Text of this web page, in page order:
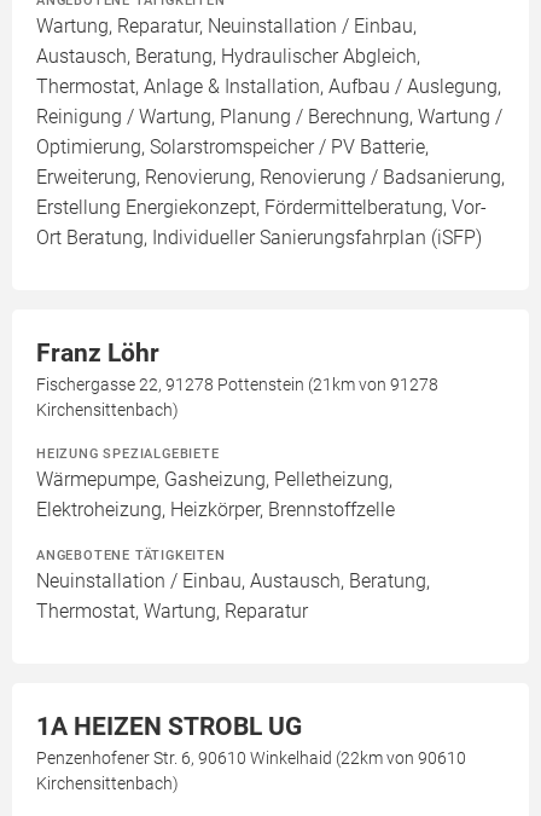
Wartung, Reparatur, Neuinstallation / Einbau,
Austausch, Beratung, Hydraulischer Abgleich,
Thermostat, Anlage & Installation, Aufbau / Auslegung,
Reinigung / Wartung, Planung / Berechnung, Wartung /
Optimierung, Solarstromspeicher / PV Batterie,
Erweiterung, Renovierung, Renovierung / Badsanierung,
Erstellung Energiekonzept, Fördermittelberatung, Vor-
Ort Beratung, Individueller Sanierungsfahrplan (iSFP)
Franz Löhr
Fischergasse 22, 91278 Pottenstein (21km von 91278
Kirchensittenbach)
HEIZUNG SPEZIALGEBIETE
Wärmepumpe, Gasheizung, Pelletheizung,
Elektroheizung, Heizkörper, Brennstoffzelle
ANGEBOTENE TÄTIGKEITEN
Neuinstallation / Einbau, Austausch, Beratung,
Thermostat, Wartung, Reparatur
1A HEIZEN STROBL UG
Penzenhofener Str. 6, 90610 Winkelhaid (22km von 90610
Kirchensittenbach)